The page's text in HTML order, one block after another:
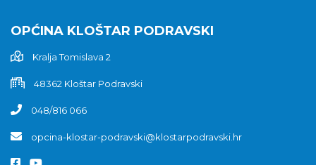
OPĆINA KLOŠTAR PODRAVSKI
Kralja Tomislava 2
48362 Kloštar Podravski
048/816 066
opcina-klostar-podravski@klostarpodravski.hr